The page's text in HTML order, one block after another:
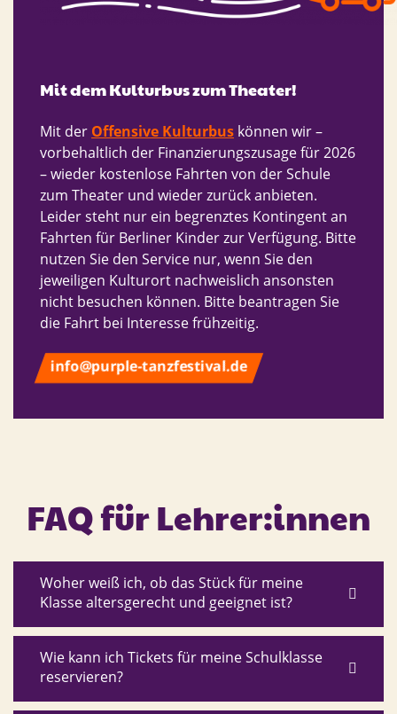
Mit dem Kulturbus zum Theater!
Mit der Offensive Kulturbus können wir –
vorbehaltlich der Finanzierungszusage für 2026
– wieder kostenlose Fahrten von der Schule
zum Theater und wieder zurück anbieten.
Leider steht nur ein begrenztes Kontingent an
Fahrten für Berliner Kinder zur Verfügung. Bitte
nutzen Sie den Service nur, wenn Sie den
jeweiligen Kulturort nachweislich ansonsten
nicht besuchen können. Bitte beantragen Sie
die Fahrt bei Interesse frühzeitig.
info@purple-tanzfestival.de
FAQ für Lehrer:innen
Woher weiß ich, ob das Stück für meine
Klasse altersgerecht und geeignet ist?
Wie kann ich Tickets für meine Schulklasse
reservieren?